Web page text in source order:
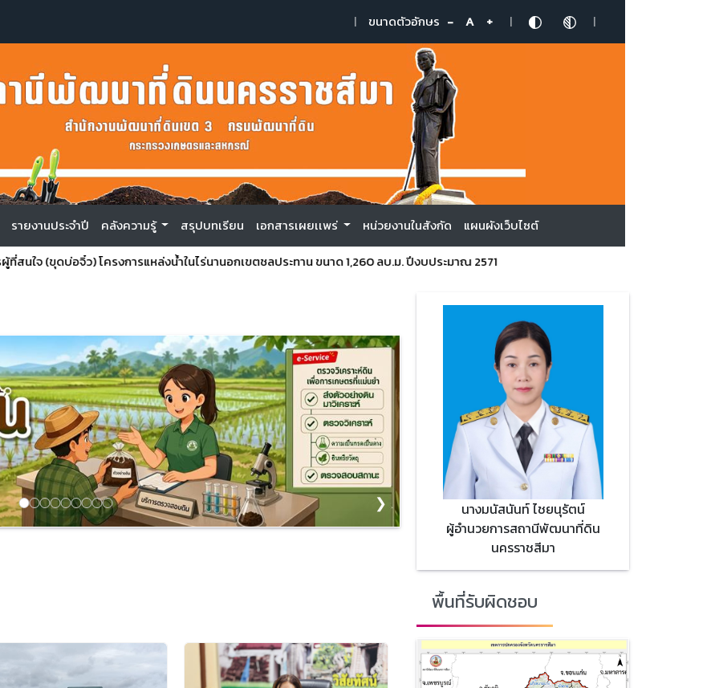
| ขนาดตัวอักษร - A + | |
รายงานประจำปี คลังความรู้ สรุปบทเรียน เอกสารเผยเเพร่ หน่วยงานในสังกัด
แผนผังเว็บไซต์
(ขุดบ่อจิ๋ว) โครงการแหล่งน้ำในไร่นานอกเขตชลประทาน ขนาด 1,260 ลบ.ม. ปีงบประมาณ 2571
❯
นางมนัสนันท์ ไชยนุรัตน์
ผู้อำนวยการสถานีพัฒนาที่ดิน
นครราชสีมา
พื้นที่รับผิดชอบ